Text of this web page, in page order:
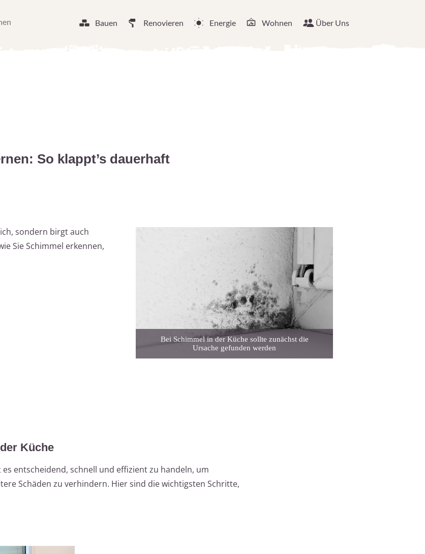
Bauen Renovieren Energie Wohnen Über Uns
So klappt’s dauerhaft
sondern birgt auch
Sie Schimmel erkennen,
Bei Schimmel in der Küche sollte zunächst die
Ursache gefunden werden
Küche
entscheidend, schnell und effizient zu handeln, um
Schäden zu verhindern. Hier sind die wichtigsten Schritte,